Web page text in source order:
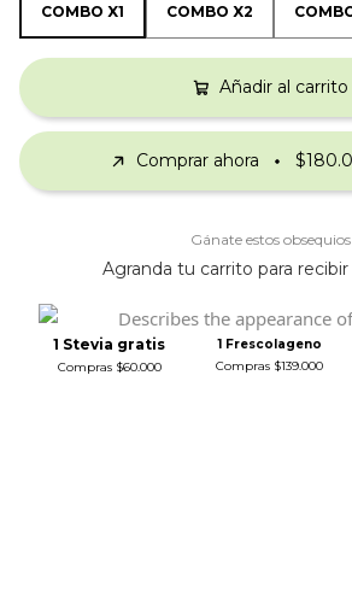
COMBO X1 COMBO X2
Añadir al carrito
Comprar ahora
Gánate estos obsequios
Agranda tu carrito para
1 Stevia gratis
Compras $60.000
1 Frescolageno
Compras $139.000